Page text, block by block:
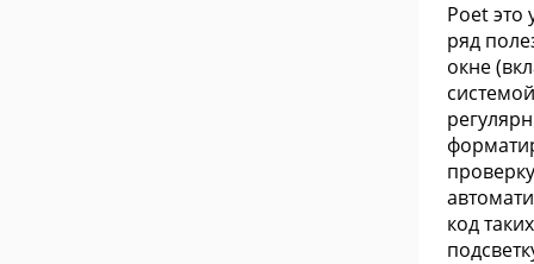
Poet
ряд
окне
код